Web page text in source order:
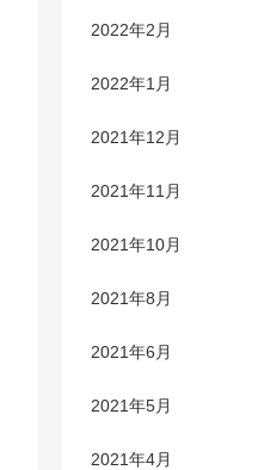
2022年2月
2022年1月
2021年12月
2021年11月
2021年10月
2021年8月
2021年6月
2021年5月
2021年4月